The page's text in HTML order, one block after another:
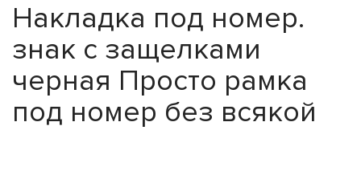
Накладка под номер.
знак с защелками
черная Просто рамка
под номер без всякой